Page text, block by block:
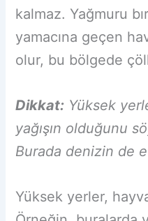
kalmaz. Yağmuru
yamacına geçen
olur, bu bölgede
Dikkat: Yüksek
yağışın olduğunu
Burada denizin de
Yüksek yerler,